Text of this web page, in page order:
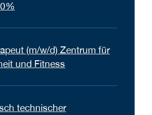
(m/w/d) Zentrum für
und Fitness
technischer